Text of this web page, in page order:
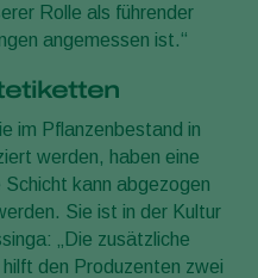
Rolle als führender
angemessen ist.“
im Pflanzenbestand in
werden, haben eine
kann abgezogen
Sie ist in der Kultur
„Die zusätzliche
den Produzenten zwei